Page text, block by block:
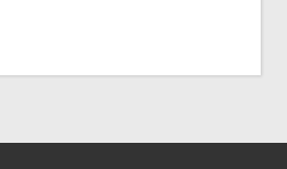
drucken